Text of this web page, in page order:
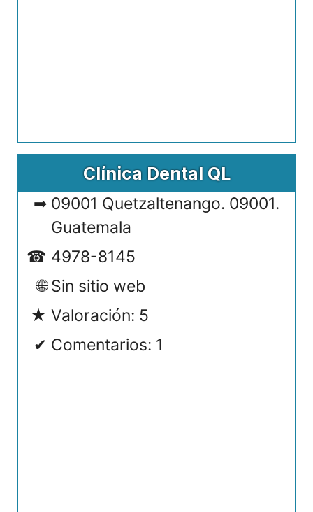
Clínica Dental QL
09001 Quetzaltenango. 09001.
Guatemala
4978-8145
Sin sitio web
Valoración: 5
Comentarios: 1